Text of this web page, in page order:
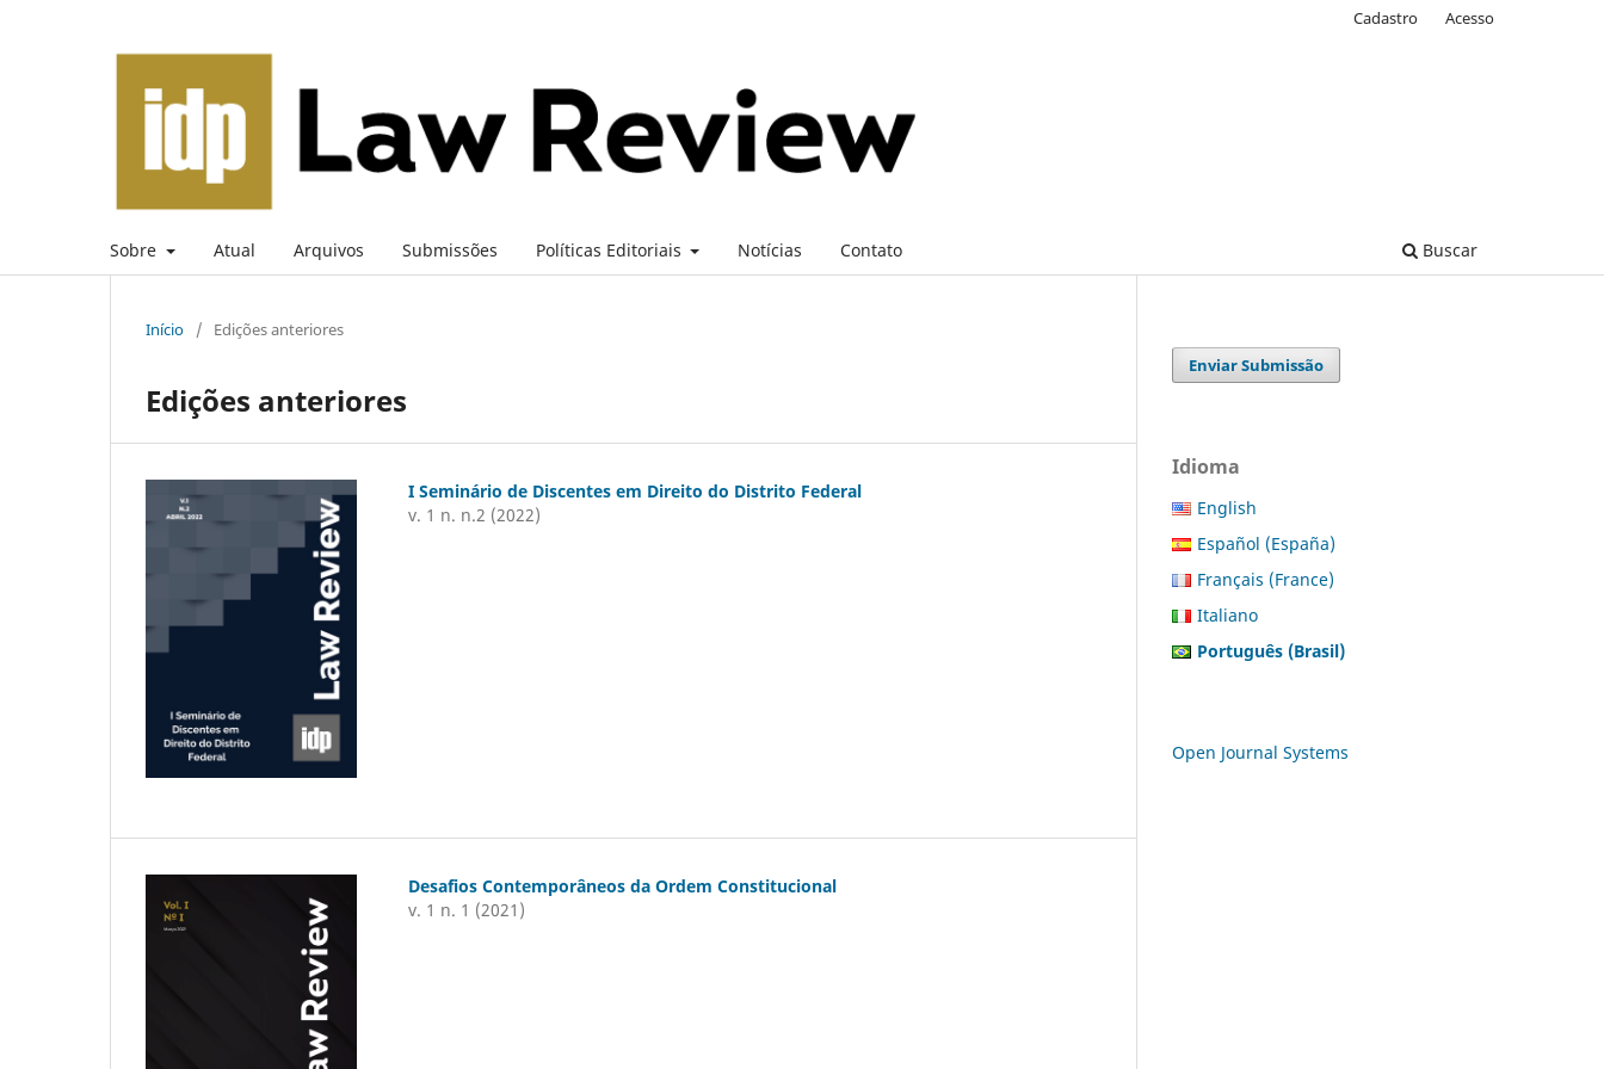
Sobre Atual Arquivos Submissões Políticas Editoriais Notícias Contato Buscar
Cadastro Acesso
Início / Edições anteriores
Edições anteriores
I Seminário de Discentes em Direito do Distrito Federal
v. 1 n. n.2 (2022)
Desafios Contemporâneos da Ordem Constitucional
v. 1 n. 1 (2021)
Enviar Submissão
Idioma
English
Español (España)
Français (France)
Italiano
Português (Brasil)
Open Journal Systems